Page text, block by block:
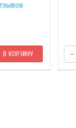
В КОРЗИНУ –